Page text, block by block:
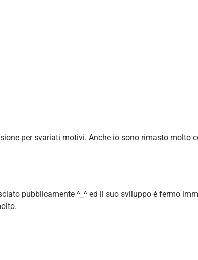
per svariati motivi. Anche io sono rimasto molto
pubblicamente ^_^ ed il suo sviluppo è fermo